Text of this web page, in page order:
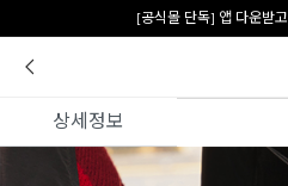
[공식몰 단독] 앱 다운받고
상세정보